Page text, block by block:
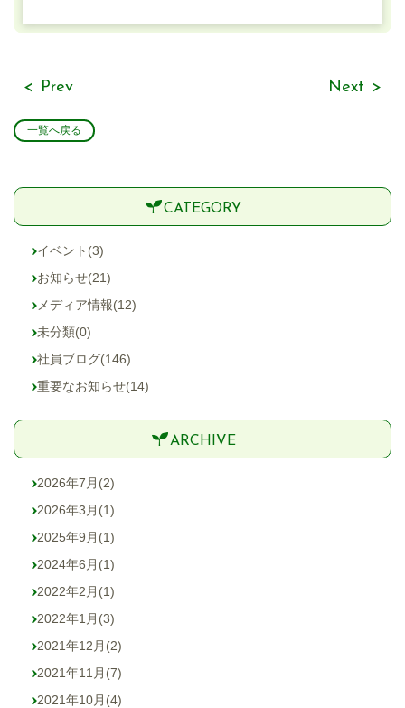
Prev Next
一覧へ戻る
CATEGORY
イベント (3)
お知らせ(21)
メディア情報(12)
未分類(0)
社員ブログ(146)
重要なお知らせ(14)
ARCHIVE
2026年7月 (2)
2026年3月 (1)
2025年9月 (1)
2024年6月 (1)
2022年2月 (1)
2022年1月 (3)
2021年12月 (2)
2021年11月 (7)
2021年10月 (4)